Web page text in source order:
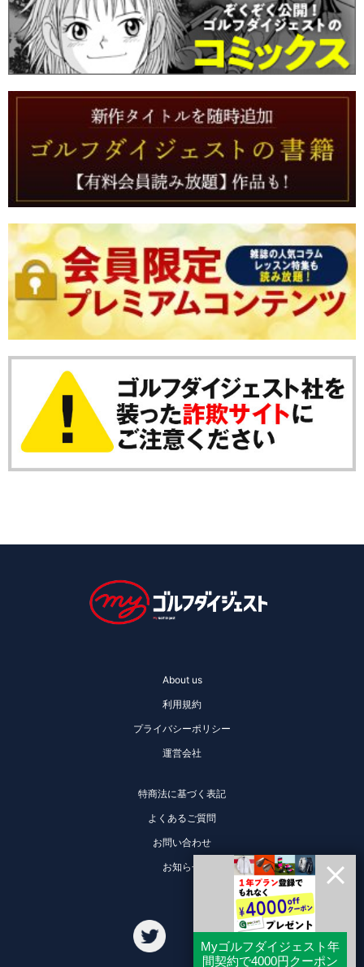
About us
利用規約
プライバシーポリシー
運営会社
特商法に基づく表記
よくあるご質問
お問い合わせ
お知らせ